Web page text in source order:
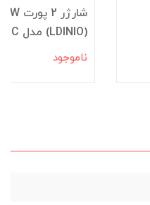
(LDINIO) مدل A2313C
ناموجود